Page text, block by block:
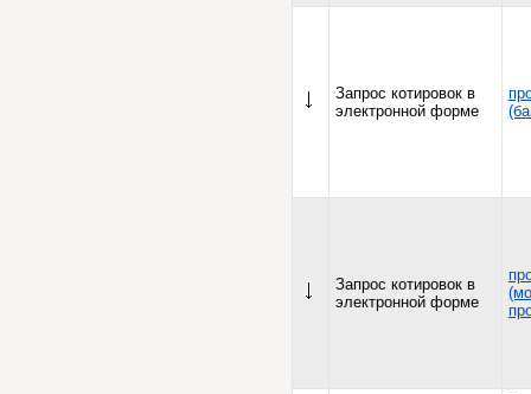
Запрос котировок в
электронной форме
Запрос котировок в
электронной форме